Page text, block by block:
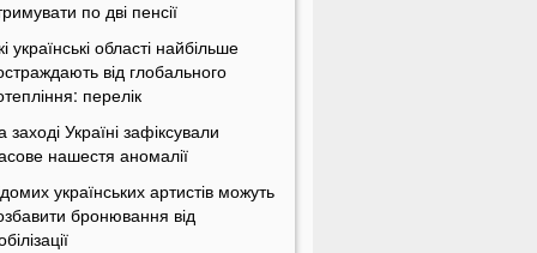
по дві пенсії
українські області найбільше
від глобального
перелік
заході Україні зафіксували
нашестя аномалії
українських артистів можуть
бронювання від